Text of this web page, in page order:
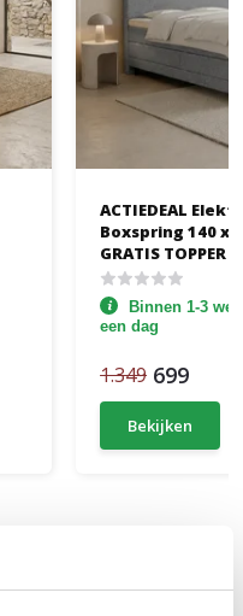
ACTIEDEAL
Boxspring 140 x
GRATIS
Glad + Groot
Binnen 1-3
een dag
1.349 699
Bekijken